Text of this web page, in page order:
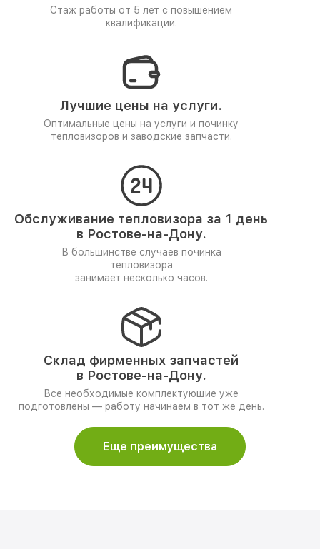
Стаж работы от 5 лет с повышением
квалификации.
Лучшие цены на услуги.
Оптимальные цены на услуги и починку
тепловизоров и заводские запчасти.
Обслуживание тепловизора за 1 день
в Ростове-на-Дону.
В большинстве случаев починка
тепловизора
занимает несколько часов.
Склад фирменных запчастей
в Ростове-на-Дону.
Все необходимые комплектующие уже
подготовлены — работу начинаем в тот же день.
Еще преимущества